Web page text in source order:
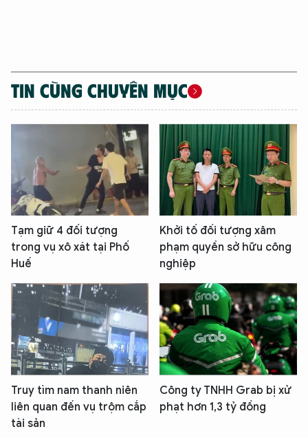
TIN CÙNG CHUYÊN MỤC
Tạm giữ 4 đối tượng
trong vụ xô xát tại Phố
Huế
Khởi tố đối tượng xâm
phạm quyền sở hữu công
nghiệp
Truy tìm nam thanh niên
liên quan đến vụ trộm cắp
tài sản
Công ty TNHH Grab bị xử
phạt hơn 1,3 tỷ đồng